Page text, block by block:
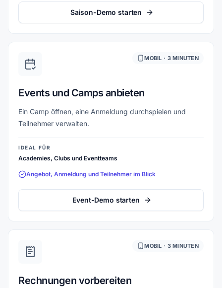
Saison-Demo starten
MOBIL · 3 MINUTEN
Events und Camps anbieten
Ein Camp öffnen, eine Anmeldung durchspielen und
Teilnehmer verwalten.
IDEAL FÜR
Academies, Clubs und Eventteams
Angebot, Anmeldung und Teilnehmer im Blick
Event-Demo starten
MOBIL · 3 MINUTEN
Rechnungen vorbereiten